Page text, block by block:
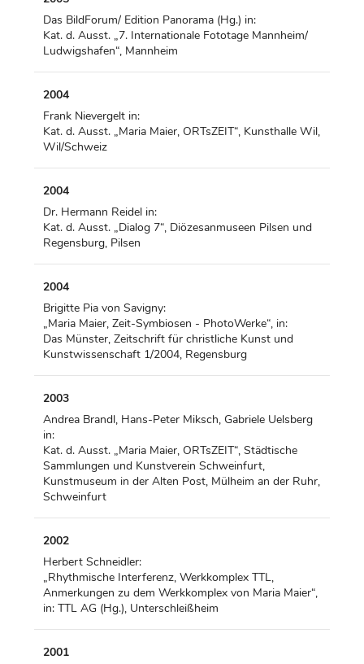
Das BildForum/ Edition Panorama (Hg.) in:
Kat. d. Ausst. „7. Internationale Fototage Mannheim/
Ludwigshafen“, Mannheim
2004
Frank Nievergelt in:
Kat. d. Ausst. „Maria Maier, ORTsZEIT“, Kunsthalle Wil,
Wil/Schweiz
2004
Dr. Hermann Reidel in:
Kat. d. Ausst. „Dialog 7“, Diözesanmuseen Pilsen und
Regensburg, Pilsen
2004
Brigitte Pia von Savigny:
„Maria Maier, Zeit-Symbiosen - PhotoWerke“, in:
Das Münster, Zeitschrift für christliche Kunst und
Kunstwissenschaft 1/2004, Regensburg
2003
Andrea Brandl, Hans-Peter Miksch, Gabriele Uelsberg
in:
Kat. d. Ausst. „Maria Maier, ORTsZEIT“, Städtische
Sammlungen und Kunstverein Schweinfurt,
Kunstmuseum in der Alten Post, Mülheim an der Ruhr,
Schweinfurt
2002
Herbert Schneidler:
„Rhythmische Interferenz, Werkkomplex TTL,
Anmerkungen zu dem Werkkomplex von Maria Maier“,
in: TTL AG (Hg.), Unterschleißheim
2001